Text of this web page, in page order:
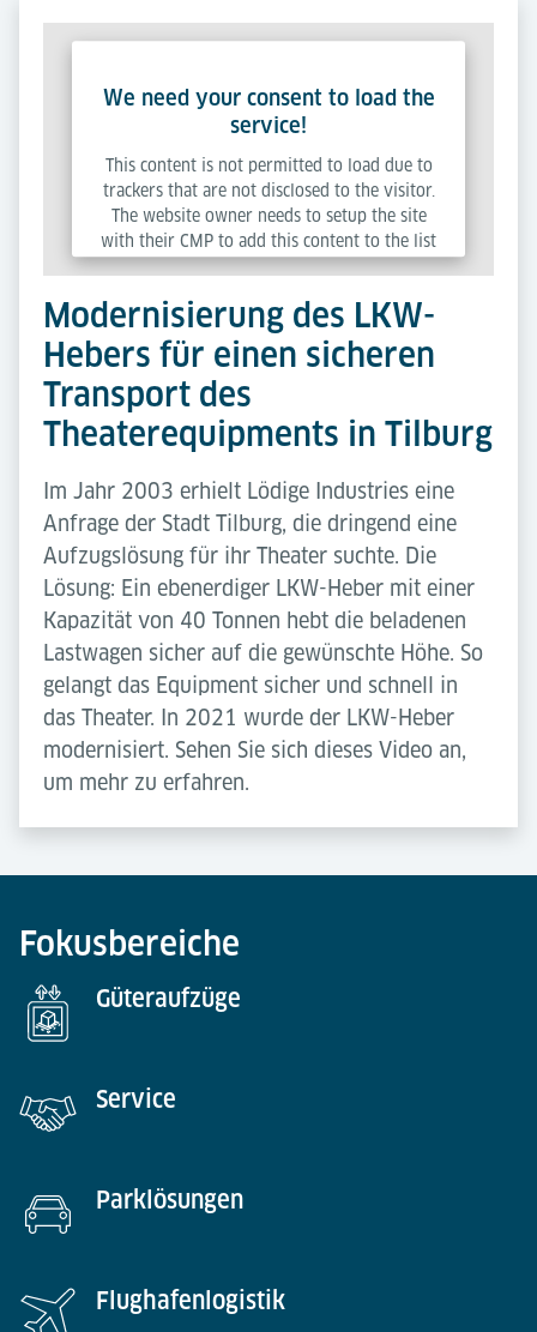
We need your consent to load the
service!
This content is not permitted to load due to
trackers that are not disclosed to the visitor.
The website owner needs to setup the site
with their CMP to add this content to the list
of technologies used.
Powered by
Usercentrics Consent Management
Platform
Modernisierung des LKW-
Hebers für einen sicheren
Transport des
Theaterequipments in Tilburg
Im Jahr 2003 erhielt Lödige Industries eine
Anfrage der Stadt Tilburg, die dringend eine
Aufzugslösung für ihr Theater suchte. Die
Lösung: Ein ebenerdiger LKW-Heber mit einer
Kapazität von 40 Tonnen hebt die beladenen
Lastwagen sicher auf die gewünschte Höhe. So
gelangt das Equipment sicher und schnell in
das Theater. In 2021 wurde der LKW-Heber
modernisiert. Sehen Sie sich dieses Video an,
um mehr zu erfahren.
Fokusbereiche
Güteraufzüge
Service​​​​​​​
Parklösungen
Flughafenlogistik